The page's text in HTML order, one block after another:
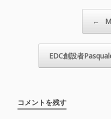
←
EDC創設者
コメントを残す